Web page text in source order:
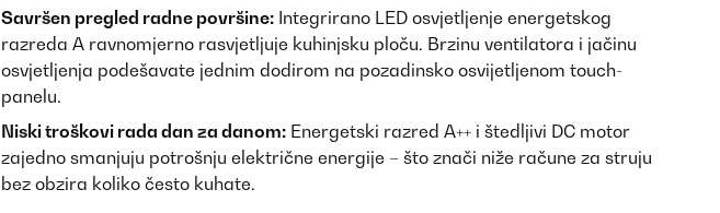
Savršen pregled radne površine: Integrirano LED osvjetljenje energetskog
razreda A ravnomjerno rasvjetljuje kuhinjsku ploču. Brzinu ventilatora i jačinu
osvjetljenja podešavate jednim dodirom na pozadinsko osvijetljenom touch-
panelu.
Niski troškovi rada dan za danom: Energetski razred A++ i štedljivi DC motor
zajedno smanjuju potrošnju električne energije – što znači niže račune za struju
bez obzira koliko često kuhate.